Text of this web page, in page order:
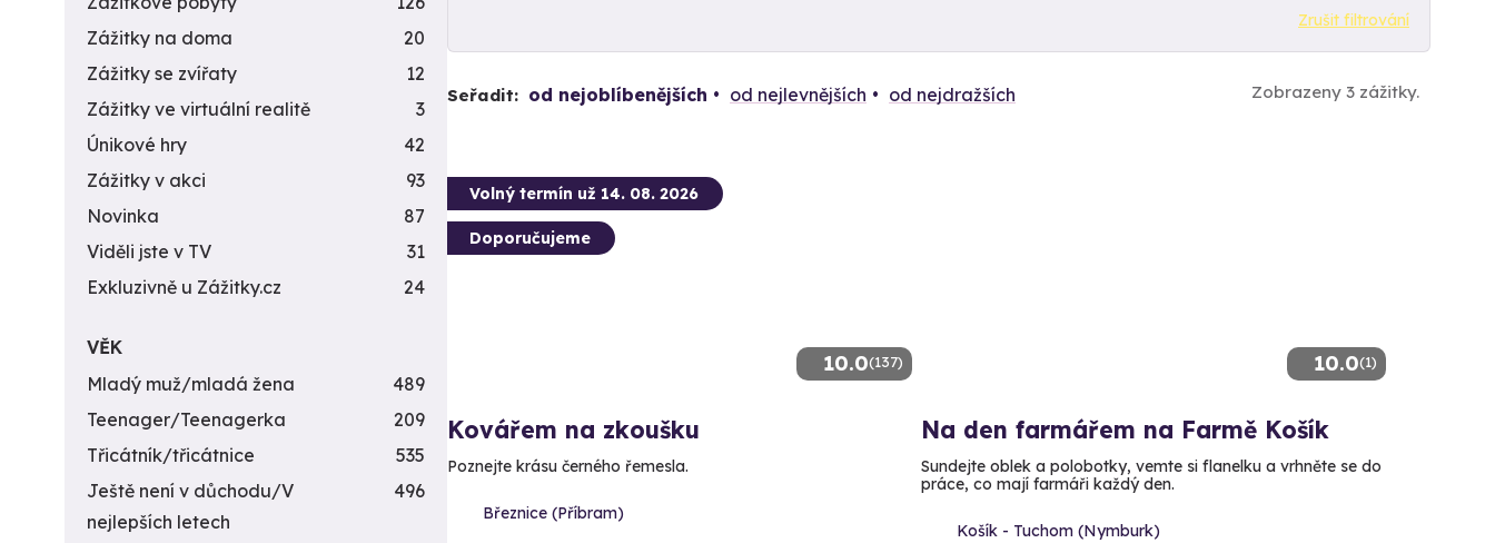
Zrušit filtrování
Seřadit: od nejoblíbenějších od nejlevnějších od nejdražších Zobrazeny 3 zážitky.
10.0(137)
Volný termín už 14. 08. 2026
Doporučujeme
Kovářem na zkoušku
Poznejte krásu černého řemesla.
Březnice (Příbram)
10.0(1)
Na den farmářem na Farmě Košík
Sundejte oblek a polobotky, vemte si flanelku a vrhněte se do
práce, co mají farmáři každý den.
Košík - Tuchom (Nymburk)
Zážitky na doma
20
Zážitky se zvířaty
12
Zážitky ve virtuální realitě
3
Únikové hry
42
Zážitky v akci
93
Novinka
87
Viděli jste v TV
31
Exkluzivně u Zážitky.cz
24
VĚK
Mladý muž/mladá žena
489
Teenager/Teenagerka
209
Třicátník/třicátnice
535
Ještě není v důchodu/V
nejlepších letech
496